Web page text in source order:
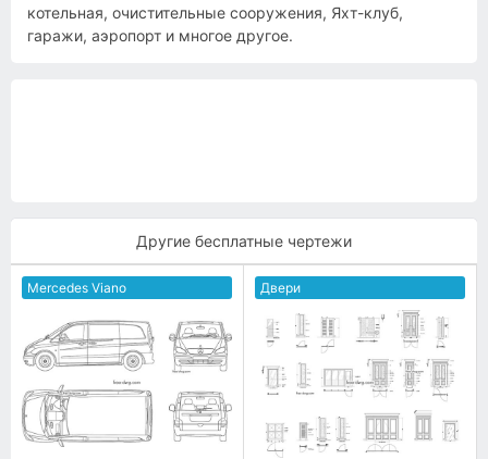
котельная, очистительные сооружения, Яхт-клуб,
гаражи, аэропорт и многое другое.
Другие бесплатные чертежи
Mercedes Viano Двери